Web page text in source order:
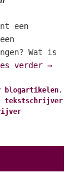
een
Wat is
verder→
blogartikelen,
tekstschrijver